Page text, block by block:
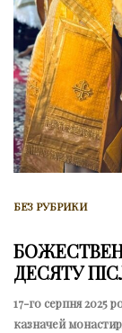
БЕЗ РУБРИКИ
ДЕСЯТУ
17-го серпня 2025
казначей